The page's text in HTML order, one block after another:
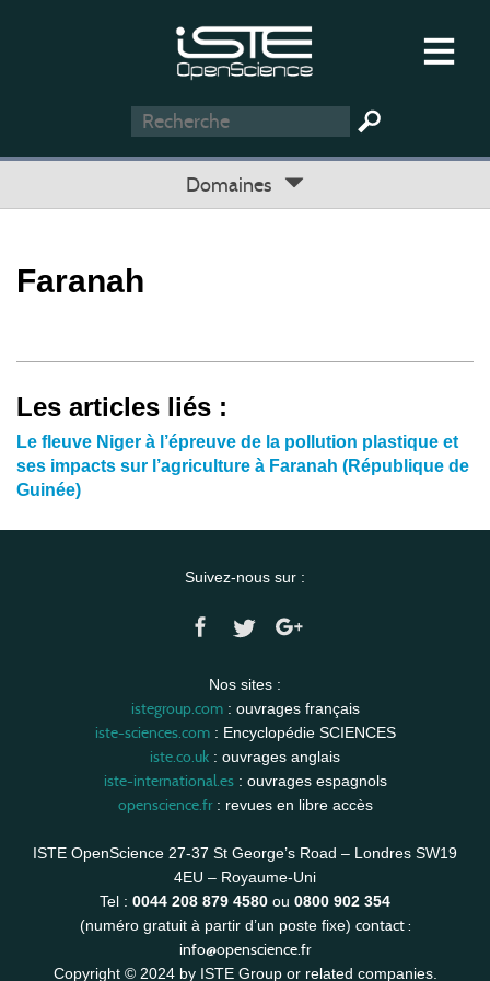
Domaines
Faranah
Les articles liés :
Le fleuve Niger à l’épreuve de la pollution plastique et
ses impacts sur l’agriculture à Faranah (République de
Guinée)
Suivez-nous sur :
Nos sites :
istegroup.com: ouvrages français
iste-sciences.com: Encyclopédie SCIENCES
iste.co.uk : ouvrages anglais
iste-international.es: ouvrages espagnols
openscience.fr: revues en libre accès
ISTE OpenScience 27-37 St George’s Road – Londres SW19
4EU – Royaume-Uni
Tel : 0044 208 879 4580 ou 0800 902 354
(numéro gratuit à partir d’un poste fixe) contact :
info@openscience.fr
Copyright © 2024 by ISTE Group or related companies.